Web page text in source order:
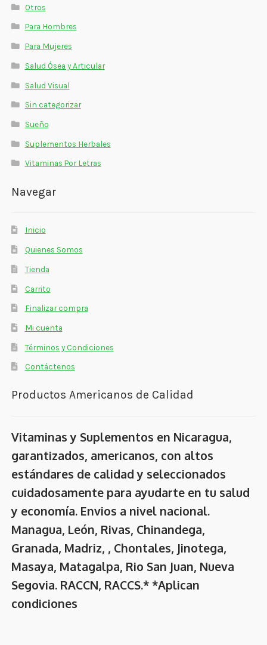
Otros
Para Hombres
Para Mujeres
Salud Ósea y Articular
Salud Visual
Sin categorizar
Sueño
Suplementos Herbales
Vitaminas Por Letras
Navegar
Inicio
Quienes Somos
Tienda
Carrito
Finalizar compra
Mi cuenta
Términos y Condiciones
Contáctenos
Productos Americanos de Calidad
Vitaminas y Suplementos en Nicaragua,
garantizados, americanos, con altos
estándares de calidad y seleccionados
cuidadosamente para ayudarte en tu salud
y economía. Envios a nivel nacional.
Managua, León, Rivas, Chinandega,
Granada, Madriz, , Chontales, Jinotega,
Masaya, Matagalpa, Rio San Juan, Nueva
Segovia. RACCN, RACCS.* *Aplican
condiciones